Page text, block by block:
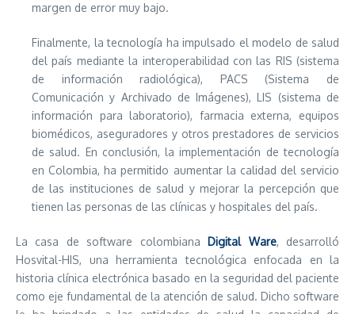
margen de error muy bajo.
Finalmente, la tecnología ha impulsado el modelo de salud
del país mediante la interoperabilidad con las RIS (sistema
de información radiológica), PACS (Sistema de
Comunicación y Archivado de Imágenes), LIS (sistema de
información para laboratorio), farmacia externa, equipos
biomédicos, aseguradores y otros prestadores de servicios
de salud. En conclusión, la implementación de tecnología
en Colombia, ha permitido aumentar la calidad del servicio
de las instituciones de salud y mejorar la percepción que
tienen las personas de las clínicas y hospitales del país.
La casa de software colombiana Digital Ware, desarrolló
Hosvital-HIS, una herramienta tecnológica enfocada en la
historia clínica electrónica basado en la seguridad del paciente
como eje fundamental de la atención de salud. Dicho software